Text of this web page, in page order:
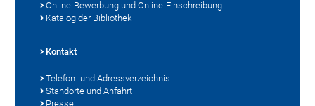
Online-Bewerbung und Online-Einschreibung
Katalog der Bibliothek
Kontakt
Telefon- und Adressverzeichnis
Standorte und Anfahrt
Presse